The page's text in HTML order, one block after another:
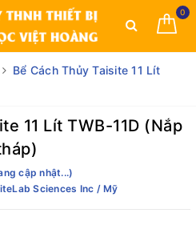
0
Bể Cách Thủy Taisite 11 Lít
11 Lít TWB-11D (Nắp
cập nhật...)
Sciences Inc / Mỹ